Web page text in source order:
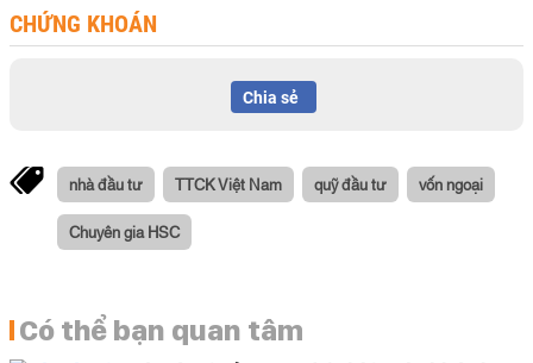
CHỨNG KHOÁN
Chia sẻ
nhà đầu tư TTCK Việt Nam quỹ đầu tư vốn ngoại
Chuyên gia HSC
Có thể bạn quan tâm